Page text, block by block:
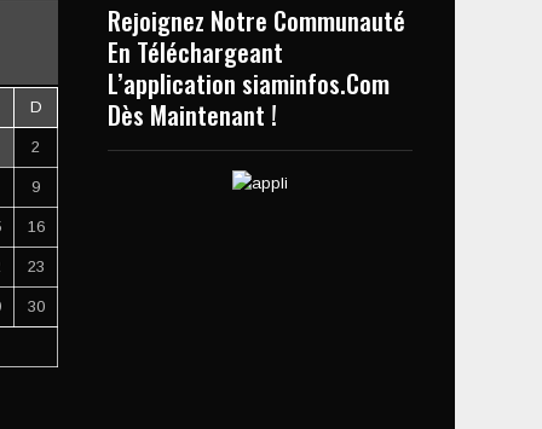
D
2
9
16
23
30
Rejoignez Notre Communauté
En Téléchargeant
L’application siaminfos.Com
Dès Maintenant !